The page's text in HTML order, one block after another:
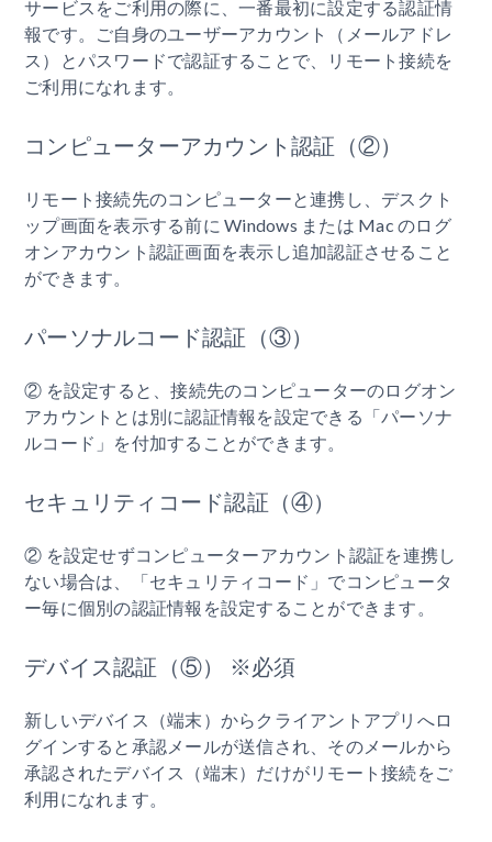
サービスをご利用の際に、一番最初に設定する認証情
報です。ご自身のユーザーアカウント（メールアドレ
ス）とパスワードで認証することで、リモート接続を
ご利用になれます。
コンピューターアカウント認証（②）
リモート接続先のコンピューターと連携し、デスクト
ップ画面を表示する前に Windows または Mac のログ
オンアカウント認証画面を表示し追加認証させること
ができます。
パーソナルコード認証（③）
② を設定すると、接続先のコンピューターのログオン
アカウントとは別に認証情報を設定できる「パーソナ
ルコード」を付加することができます。
セキュリティコード認証（④）
② を設定せずコンピューターアカウント認証を連携し
ない場合は、「セキュリティコード」でコンピュータ
ー毎に個別の認証情報を設定することができます。
デバイス認証（⑤） ※必須
新しいデバイス（端末）からクライアントアプリへロ
グインすると承認メールが送信され、そのメールから
承認されたデバイス（端末）だけがリモート接続をご
利用になれます。